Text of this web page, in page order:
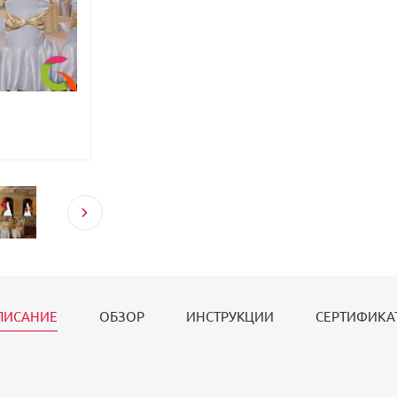
ОБЗОР ИНСТРУКЦИИ